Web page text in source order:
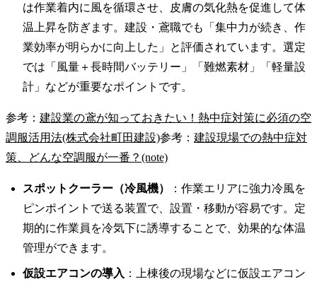
は作業着内に風を循環させ、皮膚の気化熱を促進して体
温上昇を防ぎます。建設・鳶職でも「集中力が続き、作
業効率が明らかに向上した」と評価されています。選定
では「風量＋長時間バッテリー」「難燃素材」「軽量設
計」などが重要なポイントです。
参考： 建設業の鳶が知っておきたい！熱中症対策に必須の空
調服活用法(株式会社町田建設)参考： 建設現場での熱中症対
策、どんな空調服が一番？(note)
スポットクーラー（冷風機）
：作業エリアに強力冷風を
ピンポイントで送る装置で、設置・移動が容易です。定
期的に作業員を冷気下に誘導することで、効果的な体温
管理ができます。
仮設エアコンの導入 ：上棟後の現場などに仮設エアコン